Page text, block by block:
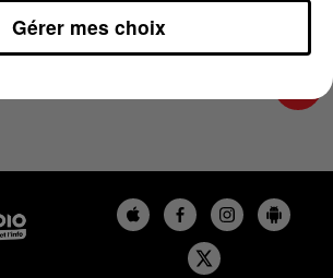
Gérer mes choix